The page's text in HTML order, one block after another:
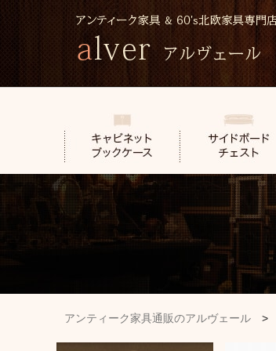
アンティーク家具通販のアルヴェール >